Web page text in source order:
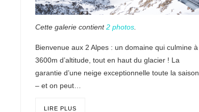
Cette galerie contient2 photos
Bienvenue aux 2 Alpes : un domaine qui culmine à
3600m d’altitude, tout en haut du glacier ! La
garantie d’une neige exceptionnelle toute la saison
– et on peut…
LIRE PLUS